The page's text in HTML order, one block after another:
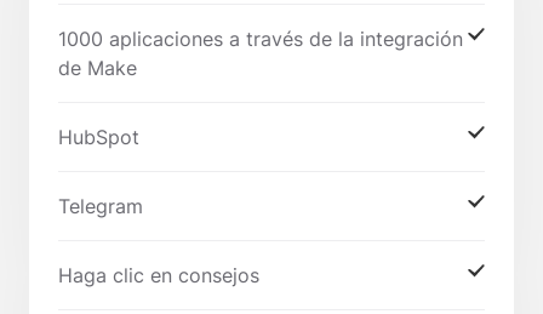
1000 aplicaciones a través de la integración
de Make
HubSpot
Telegram
Haga clic en consejos